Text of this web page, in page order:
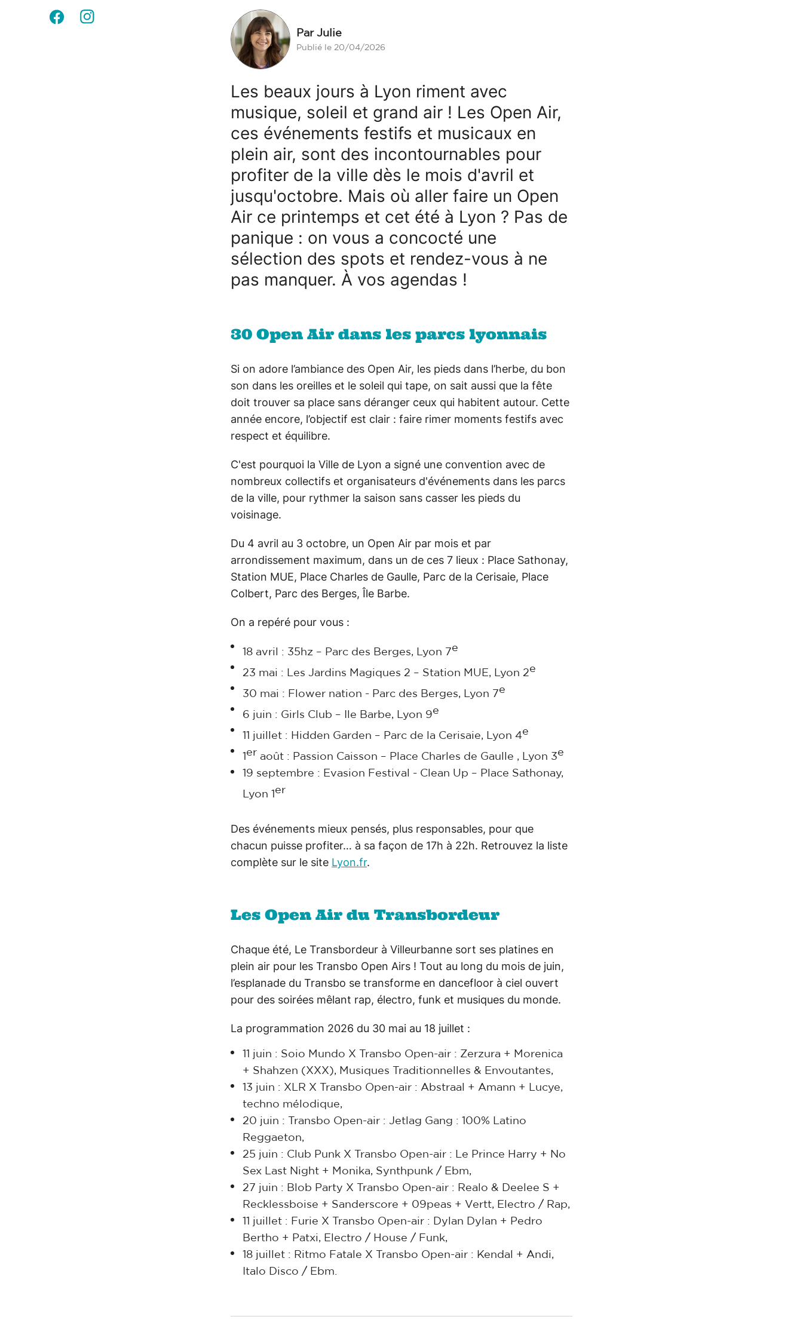
Par Julie
Publié le 20/04/2026
Les beaux jours à Lyon riment avec
musique, soleil et grand air ! Les Open Air,
ces événements festifs et musicaux en
plein air, sont des incontournables pour
profiter de la ville dès le mois d'avril et
jusqu'octobre. Mais où aller faire un Open
Air ce printemps et cet été à Lyon ? Pas de
panique : on vous a concocté une
sélection des spots et rendez-vous à ne
pas manquer. À vos agendas !
30 Open Air dans les parcs lyonnais
Si on adore l’ambiance des Open Air, les pieds dans l’herbe, du bon
son dans les oreilles et le soleil qui tape, on sait aussi que la fête
doit trouver sa place sans déranger ceux qui habitent autour. Cette
année encore, l’objectif est clair : faire rimer moments festifs avec
respect et équilibre.
C'est pourquoi la Ville de Lyon a signé une convention avec de
nombreux collectifs et organisateurs d'événements dans les parcs
de la ville, pour rythmer la saison sans casser les pieds du
voisinage.
Du 4 avril au 3 octobre, un Open Air par mois et par
arrondissement maximum, dans un de ces 7 lieux : Place Sathonay,
Station MUE, Place Charles de Gaulle, Parc de la Cerisaie, Place
Colbert, Parc des Berges, Île Barbe.
On a repéré pour vous :
18 avril : 35hz – Parc des Berges, Lyon 7e
23 mai : Les Jardins Magiques 2 – Station MUE, Lyon 2e
30 mai : Flower nation - Parc des Berges, Lyon 7e
6 juin : Girls Club – Ile Barbe, Lyon 9e
11 juillet : Hidden Garden – Parc de la Cerisaie, Lyon 4e
1er août : Passion Caisson – Place Charles de Gaulle , Lyon 3e
19 septembre : Evasion Festival - Clean Up – Place Sathonay,
Lyon 1er
Des événements mieux pensés, plus responsables, pour que
chacun puisse profiter… à sa façon de 17h à 22h. Retrouvez la liste
complète sur le site Lyon.fr.
Les Open Air du Transbordeur
Chaque été, Le Transbordeur à Villeurbanne sort ses platines en
plein air pour les Transbo Open Airs ! Tout au long du mois de juin,
l’esplanade du Transbo se transforme en dancefloor à ciel ouvert
pour des soirées mêlant rap, électro, funk et musiques du monde.
La programmation 2026 du 30 mai au 18 juillet :
11 juin : Soio Mundo X Transbo Open-air : Zerzura + Morenica
+ Shahzen (XXX), Musiques Traditionnelles & Envoutantes,
13 juin : XLR X Transbo Open-air : Abstraal + Amann + Lucye,
techno mélodique,
20 juin : Transbo Open-air : Jetlag Gang : 100% Latino
Reggaeton,
25 juin : Club Punk X Transbo Open-air : Le Prince Harry + No
Sex Last Night + Monika, Synthpunk / Ebm,
27 juin : Blob Party X Transbo Open-air : Realo & Deelee S +
Recklessboise + Sanderscore + 09peas + Vertt, Electro / Rap,
11 juillet : Furie X Transbo Open-air : Dylan Dylan + Pedro
Bertho + Patxi, Electro / House / Funk,
18 juillet : Ritmo Fatale X Transbo Open-air : Kendal + Andi,
Italo Disco / Ebm.